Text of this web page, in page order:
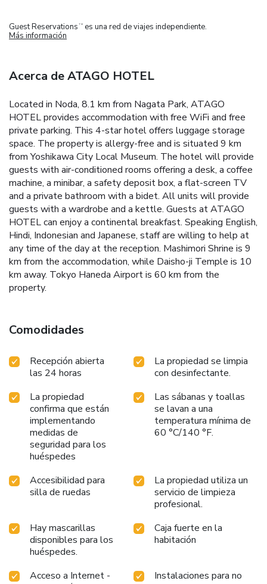
Guest Reservations TM
es una red de viajes independiente.
Más información
Acerca de ATAGO HOTEL
Located in Noda, 8.1 km from Nagata Park, ATAGO
HOTEL provides accommodation with free WiFi and free
private parking. This 4-star hotel offers luggage storage
space. The property is allergy-free and is situated 9 km
from Yoshikawa City Local Museum. The hotel will provide
guests with air-conditioned rooms offering a desk, a coffee
machine, a minibar, a safety deposit box, a flat-screen TV
and a private bathroom with a bidet. All units will provide
guests with a wardrobe and a kettle. Guests at ATAGO
HOTEL can enjoy a continental breakfast. Speaking English,
Hindi, Indonesian and Japanese, staff are willing to help at
any time of the day at the reception. Mashimori Shrine is 9
km from the accommodation, while Daisho-ji Temple is 10
km away. Tokyo Haneda Airport is 60 km from the
property.
Comodidades
Recepción abierta
las 24 horas
La propiedad se limpia
con desinfectante.
La propiedad
confirma que están
implementando
medidas de
seguridad para los
huéspedes
Las sábanas y toallas
se lavan a una
temperatura mínima de
60 °C/140 °F.
Accesibilidad para
silla de ruedas
La propiedad utiliza un
servicio de limpieza
profesional.
Hay mascarillas
disponibles para los
huéspedes.
Caja fuerte en la
habitación
Acceso a Internet -
Instalaciones para no